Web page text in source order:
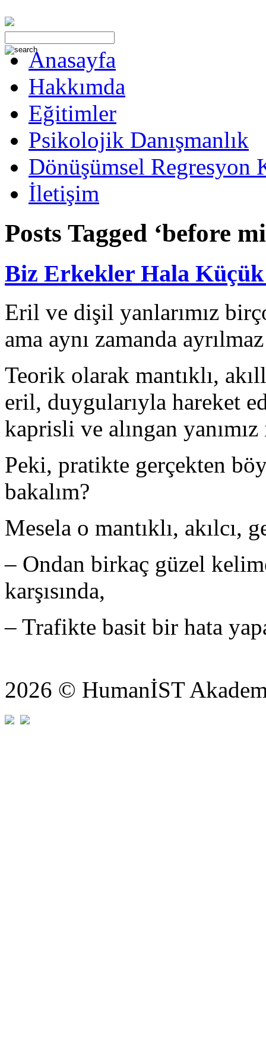
Anasayfa
Hakkımda
Eğitimler
Psikolojik Danışmanlık
Dönüşümsel Regresyon
İletişim
Posts Tagged ‘before
Biz Erkekler Hala
Eril ve dişil yanlarımız
ama aynı zamanda
Teorik olarak mantıklı,
eril, duygularıyla hareket
kaprisli ve alıngan
Peki, pratikte gerçekten
bakalım?
Mesela o mantıklı, akılcı,
– Ondan birkaç güzel
karşısında,
– Trafikte basit bir hata
2026 © HumanİST